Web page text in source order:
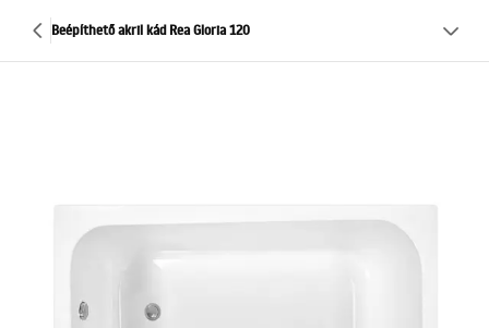
Beépíthető akril kád Rea Gloria 120